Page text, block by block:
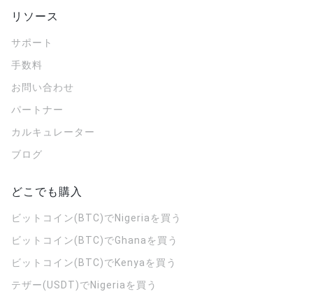
リソース
サポート
手数料
お問い合わせ
パートナー
カルキュレーター
ブログ
どこでも購入
ビットコイン(BTC)でNigeriaを買う
ビットコイン(BTC)でGhanaを買う
ビットコイン(BTC)でKenyaを買う
テザー(USDT)でNigeriaを買う